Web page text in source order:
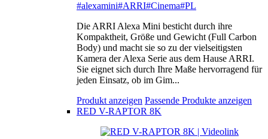
#alexamini#ARRI#Cinema#PL
Die ARRI Alexa Mini besticht durch ihre
Kompaktheit, Größe und Gewicht (Full Carbon
Body) und macht sie so zu der vielseitigsten
Kamera der Alexa Serie aus dem Hause ARRI.
Sie eignet sich durch Ihre Maße hervorragend für
jeden Einsatz, ob im Gim...
Produkt anzeigen Passende Produkte anzeigen
RED V-RAPTOR 8K